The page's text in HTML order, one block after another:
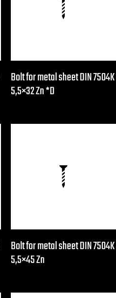
Bolt for metal sheet DIN 7504K
5,5×32 Zn *D
Bolt for metal sheet DIN 7504K
5,5×45 Zn